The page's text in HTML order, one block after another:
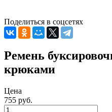
Поделиться в соцсетях
Ремень
крюками
Цена
755 руб.